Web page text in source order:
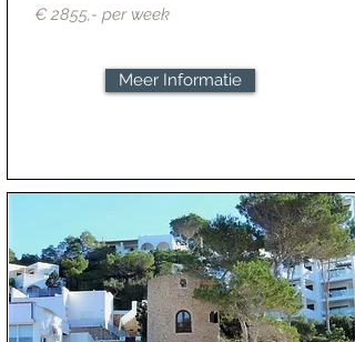
€ 2855,- per week
Meer Informatie